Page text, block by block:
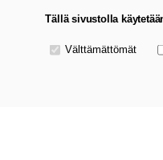
Tällä sivustolla
Valitse käytettävät
Välttämättömät